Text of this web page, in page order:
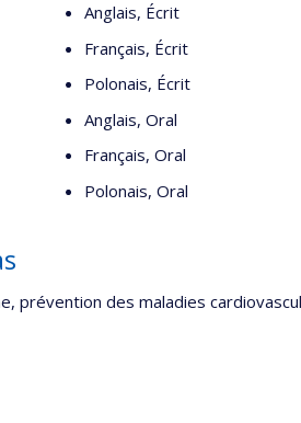
Anglais, Écrit
Français, Écrit
Polonais, Écrit
Anglais, Oral
Français, Oral
Polonais, Oral
prévention des maladies